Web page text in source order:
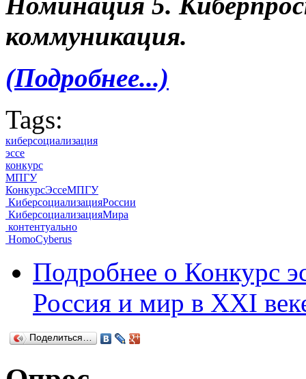
коммуникация.
(Подробнее...)
Tags:
киберсоциализация
эссе
конкурс
МПГУ
КонкурсЭссеМПГУ
КиберсоциализацияРоссии
КиберсоциализацияМира
контентуально
HomoCyberus
Подробнее о Конкурс
Россия и мир в XXI
Поделиться…